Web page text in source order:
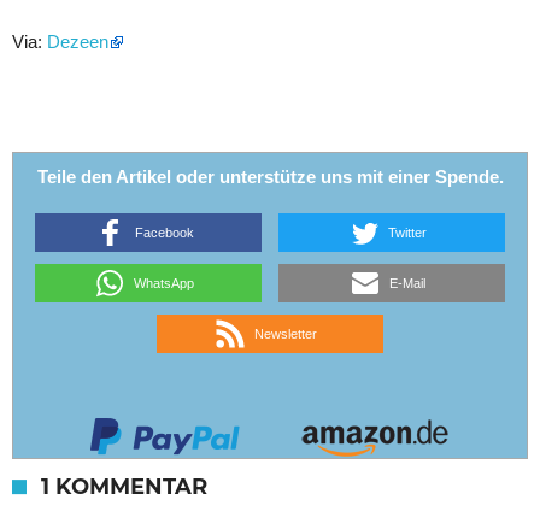
Via: Dezeen
Teile den Artikel oder unterstütze uns mit einer Spende.
Facebook Twitter
WhatsApp E-Mail
Newsletter
1 KOMMENTAR